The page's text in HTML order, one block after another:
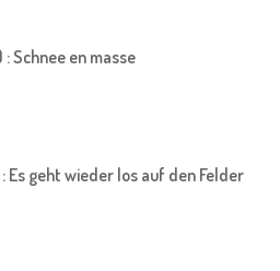
Schnee en masse
Es geht wieder los auf den Felder